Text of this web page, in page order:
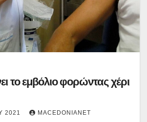
το εμβόλιο φορώντας χέρι
2021 MACEDONIANET